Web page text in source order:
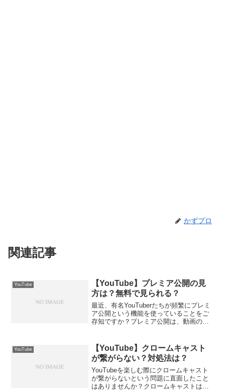
かずプロ
関連記事
YouTube
【YouTube】プレミア公開の見
方は？無料で見られる？
最近、有名YouTuberたちが頻繁にプレミ
ア公開という機能を使っていることをご
存知ですか？プレミア公開は、動画の公
す。ところで、「プレミア公開」という
名前から、有料会...
YouTube
【YouTube】クロームキャスト
が繋がらない？対処法は？
YouTubeを楽しむ際にクロームキャスト
が繋がらないという問題に直面したこと
はありませんか？クロームキャストは便